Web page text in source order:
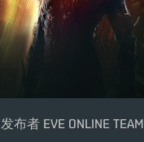
发布者 EVE ONLINE TEAM